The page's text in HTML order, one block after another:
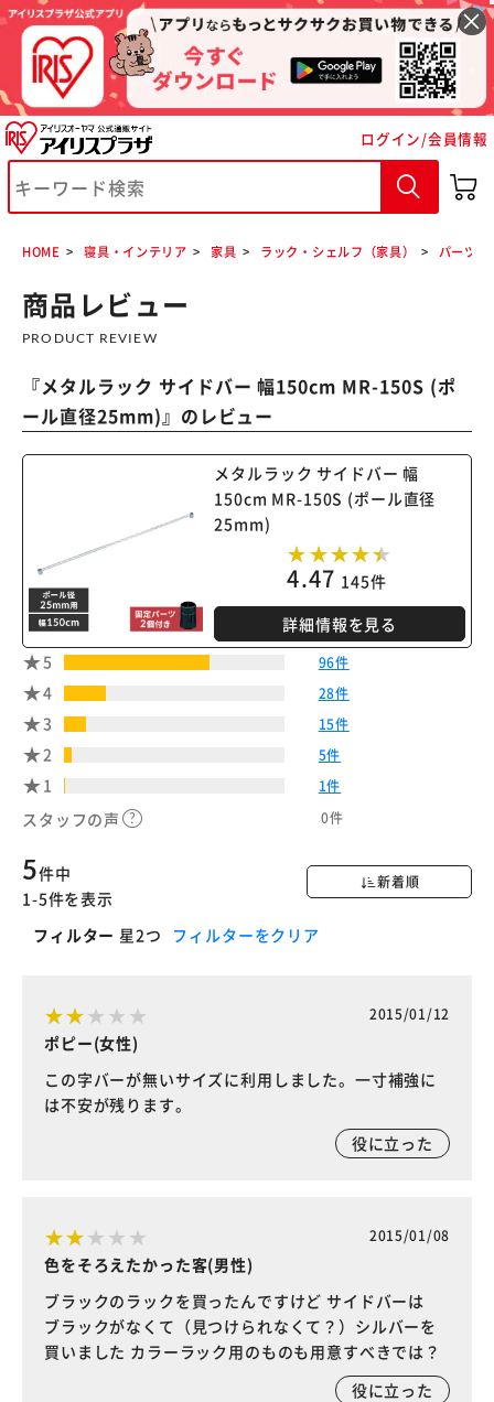
ログイン/会員情報
HOME 寝具・インテリア 家具 ラック・シェルフ（家具） パーツ各
商品レビュー
PRODUCT REVIEW
『メタルラック サイドバー 幅150cm MR-150S (ポ
ール直径25mm)』のレビュー
メタルラック サイドバー 幅
150cm MR-150S (ポール直径
25mm)
4.47 145件
詳細情報を見る
5
96件
4 28件
3 15件
2 5件
1 1件
スタッフの声 0件
新着順
5件中
1-5件を表示
フィルター 星2つ フィルターをクリア
2015/01/12
ポピー(女性)
この字バーが無いサイズに利用しました。一寸補強に
は不安が残ります。
役に立った
2015/01/08
色をそろえたかった客(男性)
ブラックのラックを買ったんですけど サイドバーは
ブラックがなくて（見つけられなくて？）シルバーを
買いました カラーラック用のものも用意すべきでは？
役に立った
※ご確認ください